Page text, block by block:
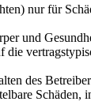
nur für
und
des
Schäden,